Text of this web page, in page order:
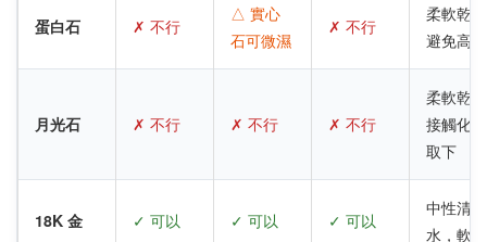
蛋白石 ✗ 不行
△ 實心
石可微濕
✗ 不行
柔軟乾
避免高
月光石 ✗ 不行 ✗ 不行 ✗ 不行
柔軟乾
接觸化
取下
18K 金 ✓ 可以 ✓ 可以 ✓ 可以
中性清
水，軟